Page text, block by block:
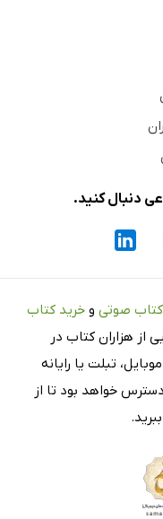
دنبال کنید.
کتاب صوتی و خرید کتاب
از هزاران کتاب در
تبلت یا رایانه
خواهد بود تا از